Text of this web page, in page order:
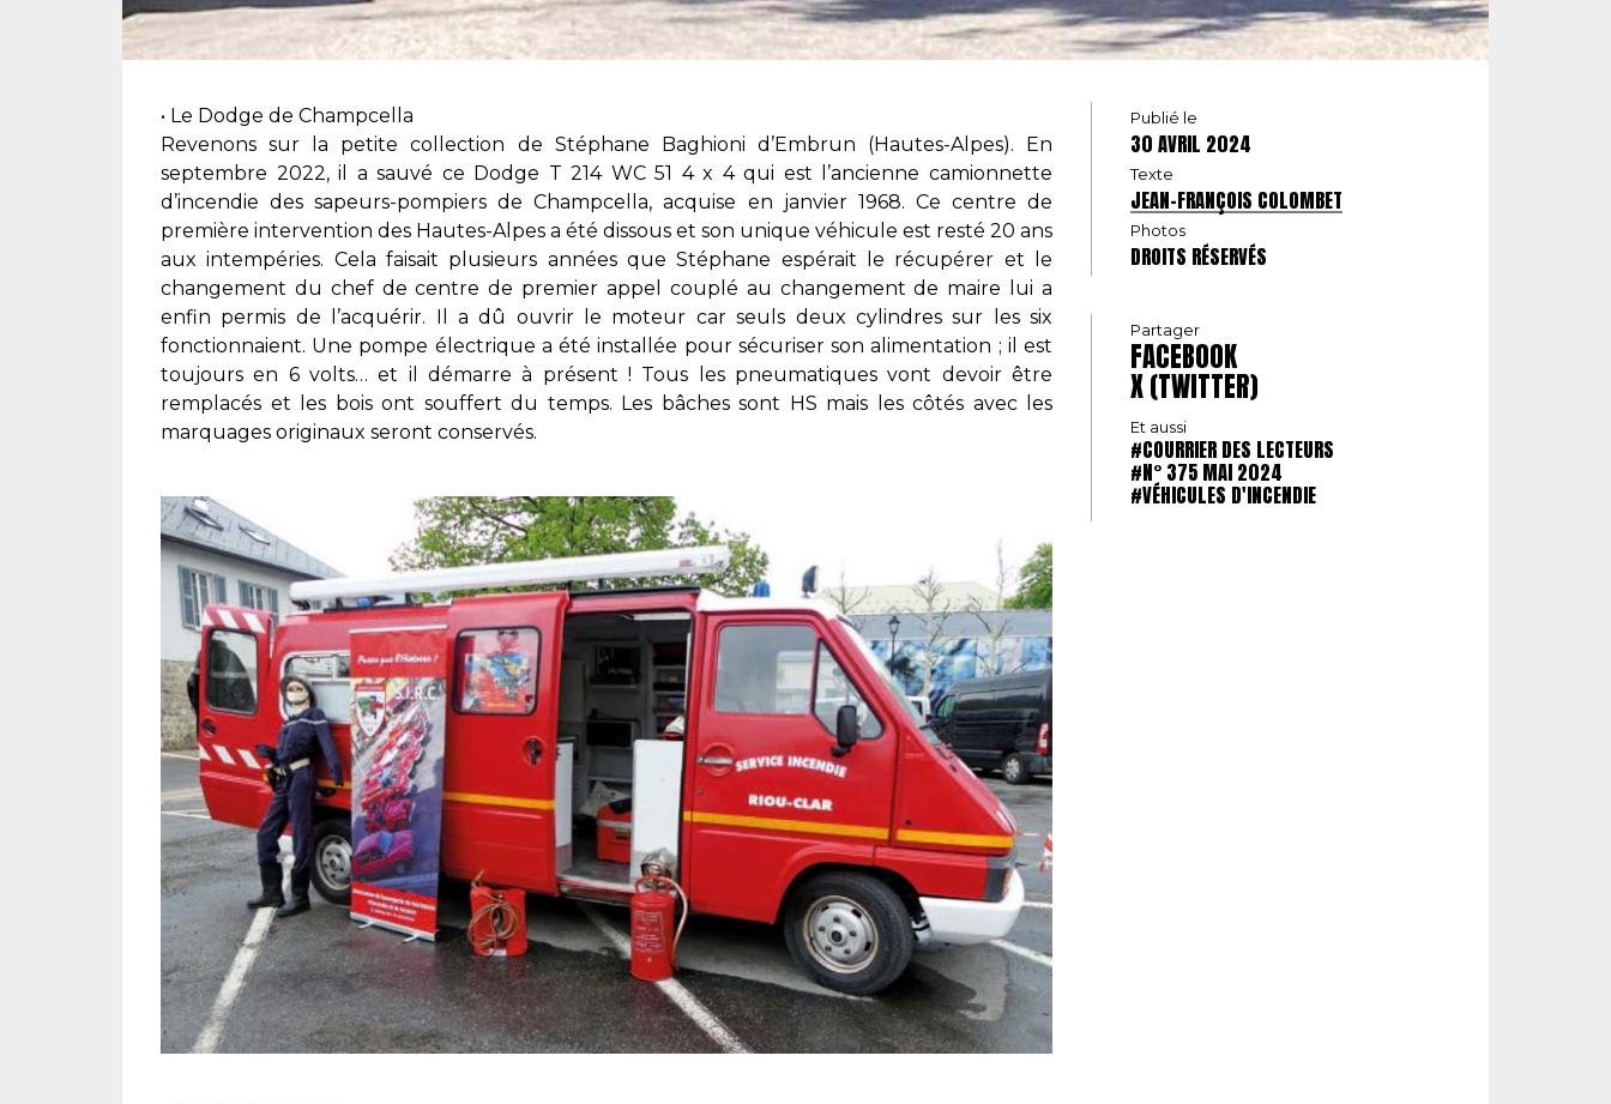
• Le Dodge de Champcella
Revenons sur la petite collection de Stéphane Baghioni d’Embrun (Hautes-Alpes). En
septembre 2022, il a sauvé ce Dodge T 214 WC 51 4 x 4 qui est l’ancienne camionnette
d’incendie des sapeurs-pompiers de Champcella, acquise en janvier 1968. Ce centre de
première intervention des Hautes-Alpes a été dissous et son unique véhicule est resté 20 ans
aux intempéries. Cela faisait plusieurs années que Stéphane espérait le récupérer et le
changement du chef de centre de premier appel couplé au changement de maire lui a
enfin permis de l’acquérir. Il a dû ouvrir le moteur car seuls deux cylindres sur les six
fonctionnaient. Une pompe électrique a été installée pour sécuriser son alimentation ; il est
toujours en 6 volts… et il démarre à présent ! Tous les pneumatiques vont devoir être
remplacés et les bois ont souffert du temps. Les bâches sont HS mais les côtés avec les
marquages originaux seront conservés.
Publié le
30 AVRIL 2024
Texte
JEAN-FRANÇOIS COLOMBET
Photos
DROITS RÉSERVÉS
Partager
FACEBOOK
X (TWITTER)
Et aussi
#COURRIER DES LECTEURS
#N° 375 MAI 2024
#VÉHICULES D'INCENDIE